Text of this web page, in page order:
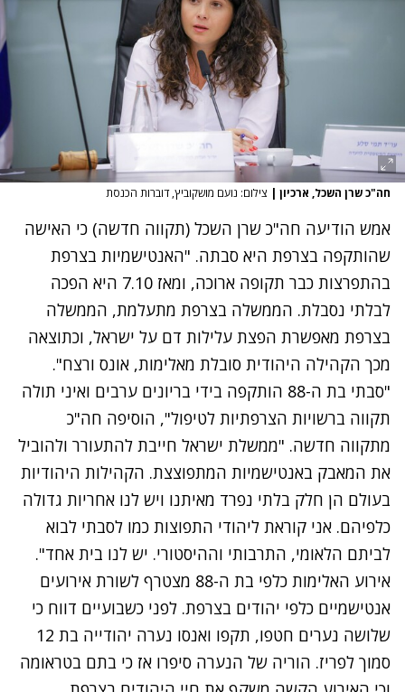
חה"כ שרן השכל, ארכיון | צילום: נועם מושקוביץ, דוברות הכנסת
אמש הודיעה חה"כ שרן השכל (תקווה חדשה) כי האישה
שהותקפה בצרפת היא סבתה. "האנטישמיות בצרפת
בהתפרצות כבר תקופה ארוכה, ומאז 7.10 היא הפכה
לבלתי נסבלת. הממשלה בצרפת מתעלמת, הממשלה
בצרפת מאפשרת הפצת עלילות דם על ישראל, וכתוצאה
מכך הקהילה היהודית סובלת מאלימות, אונס ורצח".
"סבתי בת ה-88 הותקפה בידי בריונים ערבים ואיני תולה
תקווה ברשויות הצרפתיות לטיפול", הוסיפה חה"כ
מתקווה חדשה. "ממשלת ישראל חייבת להתעורר ולהוביל
את המאבק באנטישמיות המתפוצצת. הקהילות היהודיות
בעולם הן חלק בלתי נפרד מאיתנו ויש לנו אחריות גדולה
כלפיהם. אני קוראת ליהודי התפוצות כמו לסבתי לבוא
לביתם הלאומי, התרבותי וההיסטורי. יש לנו בית אחד".
אירוע האלימות כלפי בת ה-88 מצטרף לשורת אירועים
אנטישמיים כלפי יהודים בצרפת. לפני כשבועיים דווח כי
שלושה נערים חטפו, תקפו ואנסו נערה יהודייה
בת 12
סמוך לפריז. הוריה של הנערה סיפרו אז כי בתם בטראומה